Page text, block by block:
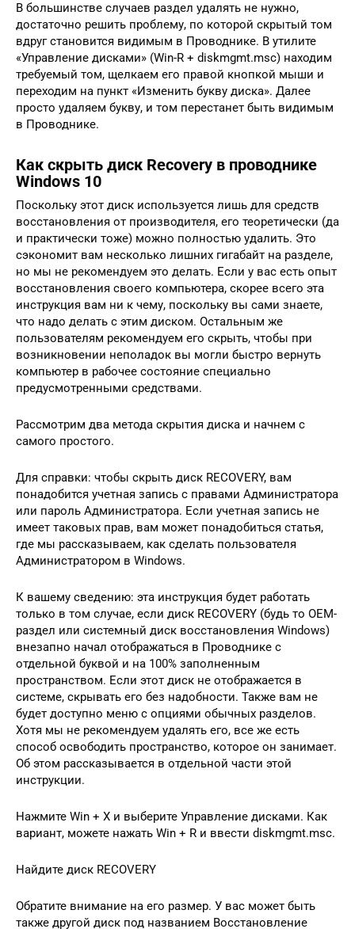
В большинстве случаев раздел удалять не нужно,
достаточно решить проблему, по которой скрытый том
вдруг становится видимым в Проводнике. В утилите
«Управление дисками» (Win-R + diskmgmt.msc) находим
требуемый том, щелкаем его правой кнопкой мыши и
переходим на пункт «Изменить букву диска». Далее
просто удаляем букву, и том перестанет быть видимым
в Проводнике.
Как скрыть диск Recovery в проводнике
Windows 10
Поскольку этот диск используется лишь для средств
восстановления от производителя, его теоретически (да
и практически тоже) можно полностью удалить. Это
сэкономит вам несколько лишних гигабайт на разделе,
но мы не рекомендуем это делать. Если у вас есть опыт
восстановления своего компьютера, скорее всего эта
инструкция вам ни к чему, поскольку вы сами знаете,
что надо делать с этим диском. Остальным же
пользователям рекомендуем его скрыть, чтобы при
возникновении неполадок вы могли быстро вернуть
компьютер в рабочее состояние специально
предусмотренными средствами.
Рассмотрим два метода скрытия диска и начнем с
самого простого.
Для справки: чтобы скрыть диск RECOVERY, вам
понадобится учетная запись с правами Администратора
или пароль Администратора. Если учетная запись не
имеет таковых прав, вам может понадобиться статья,
где мы рассказываем, как сделать пользователя
Администратором в Windows.
К вашему сведению: эта инструкция будет работать
только в том случае, если диск RECOVERY (будь то OEM-
раздел или системный диск восстановления Windows)
внезапно начал отображаться в Проводнике с
отдельной буквой и на 100% заполненным
пространством. Если этот диск не отображается в
системе, скрывать его без надобности. Также вам не
будет доступно меню с опциями обычных разделов.
Хотя мы не рекомендуем удалять его, все же есть
способ освободить пространство, которое он занимает.
Об этом рассказывается в отдельной части этой
инструкции.
Нажмите Win + X и выберите Управление дисками. Как
вариант, можете нажать Win + R и ввести diskmgmt.msc.
Найдите диск RECOVERY
Обратите внимание на его размер. У вас может быть
также другой диск под названием Восстановление